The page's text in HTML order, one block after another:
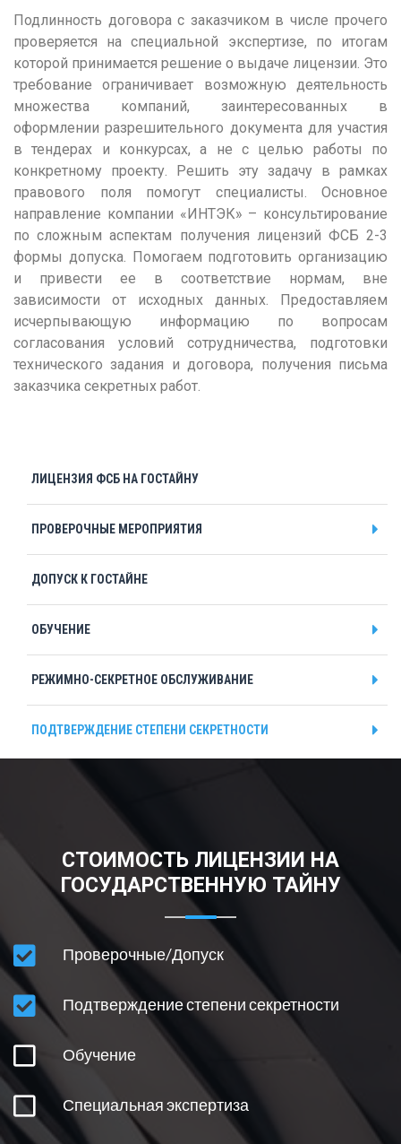
Подлинность договора с заказчиком в числе прочего
проверяется на специальной экспертизе, по итогам
которой принимается решение о выдаче лицензии. Это
требование ограничивает возможную деятельность
множества компаний, заинтересованных в
оформлении разрешительного документа для участия
в тендерах и конкурсах, а не с целью работы по
конкретному проекту. Решить эту задачу в рамках
правового поля помогут специалисты. Основное
направление компании «ИНТЭК» – консультирование
по сложным аспектам получения лицензий ФСБ 2-3
формы допуска. Помогаем подготовить организацию
и привести ее в соответствие нормам, вне
зависимости от исходных данных. Предоставляем
исчерпывающую информацию по вопросам
согласования условий сотрудничества, подготовки
технического задания и договора, получения письма
заказчика секретных работ.
ЛИЦЕНЗИЯ ФСБ НА ГОСТАЙНУ
ПРОВЕРОЧНЫЕ МЕРОПРИЯТИЯ
ДОПУСК К ГОСТАЙНЕ
ОБУЧЕНИЕ
РЕЖИМНО-СЕКРЕТНОЕ ОБСЛУЖИВАНИЕ
ПОДТВЕРЖДЕНИЕ СТЕПЕНИ СЕКРЕТНОСТИ
Подтверждение заказчика секретных работ
СПЕЦИАЛЬНАЯ ЭКСПЕРТИЗА
СРОЧНОЕ ПОЛУЧЕНИЕ
ВНЕСЕНИЕ ИЗМЕНЕНИЙ В ЛИЦЕНЗИЮ
ОГРАНИЧЕНИЯ НА ПОЛУЧЕНИЕ ЛИЦЕНЗИИ
ОСНОВНЫЕ УСЛОВИЯ И ПРОЦЕДУРЫ
ПОНЯТИЕ ГОСТАЙНЫ
СТОИМОСТЬ ЛИЦЕНЗИИ НА
ГОСУДАРСТВЕННУЮ ТАЙНУ
Проверочные/Допуск
Подтверждение степени секретности
Обучение
Специальная экспертиза
Чебоксары
Челябинск
Череповец
Чита
Я
Ярославль